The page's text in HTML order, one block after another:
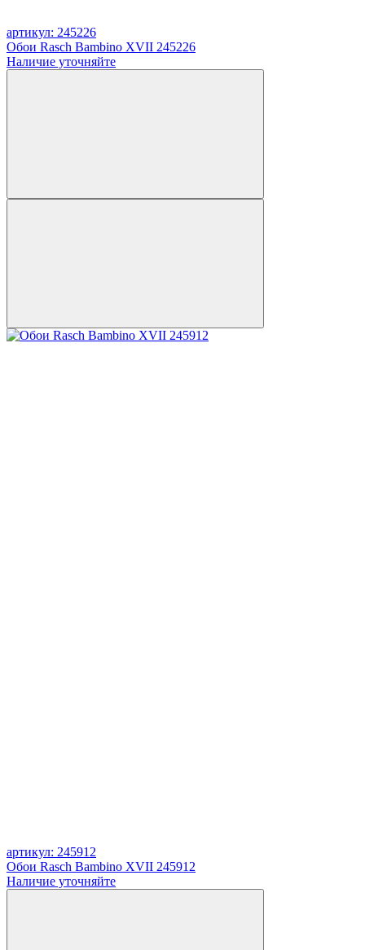
артикул: 245226
Обои Rasch Bambino XVII 245226
Наличие уточняйте
артикул: 245912
Обои Rasch Bambino XVII 245912
Наличие уточняйте